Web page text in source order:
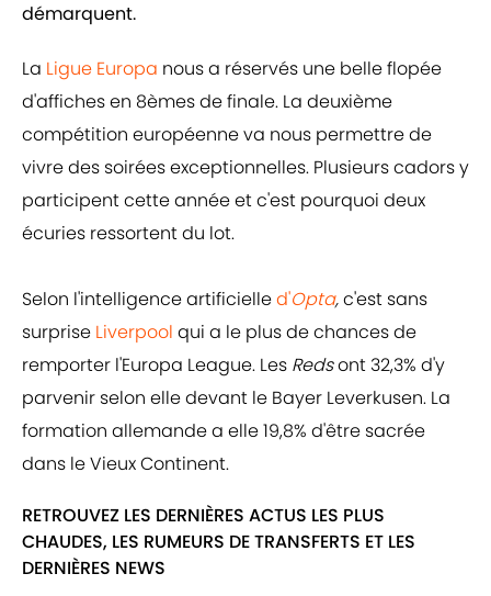
démarquent.
La Ligue Europa nous a réservés une belle flopée
d'affiches en 8èmes de finale. La deuxième
compétition européenne va nous permettre de
vivre des soirées exceptionnelles. Plusieurs cadors y
participent cette année et c'est pourquoi deux
écuries ressortent du lot.
Selon l'intelligence artificielled'Opta,c'est sans
surprise Liverpool qui a le plus de chances de
remporter l'Europa League. Les Redsont 32,3% d'y
parvenir selon elle devant le Bayer Leverkusen. La
formation allemande a elle 19,8% d'être sacrée
dans le Vieux Continent.
RETROUVEZ LES DERNIÈRES ACTUS LES PLUS
CHAUDES, LES RUMEURS DE TRANSFERTS ET LES
DERNIÈRES NEWS